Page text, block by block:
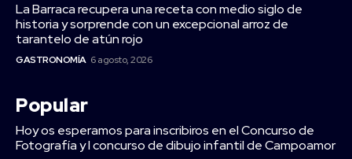
La Barraca recupera una receta con medio siglo de
historia y sorprende con un excepcional arroz de
tarantelo de atún rojo
GASTRONOMÍA 6 agosto, 2026
Popular
Hoy os esperamos para inscribiros en el Concurso de
Fotografía y I concurso de dibujo infantil de Campoamor